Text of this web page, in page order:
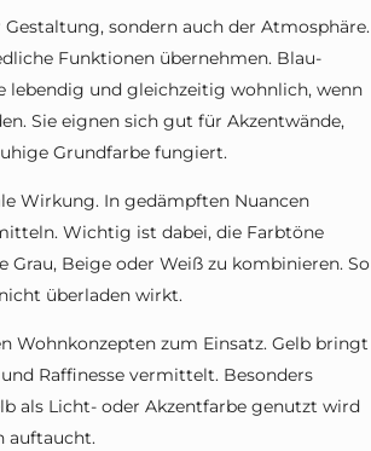
sondern auch der Atmosphäre.
Funktionen übernehmen. Blau-
lebendig und gleichzeitig wohnlich, wenn
Sie eignen sich gut für Akzentwände,
Grundfarbe fungiert.
Wirkung. In gedämpften Nuancen
Wichtig ist dabei, die Farbtöne
Beige oder Weiß zu kombinieren. So
überladen wirkt.
Wohnkonzepten zum Einsatz. Gelb bringt
Raffinesse vermittelt. Besonders
als Licht- oder Akzentfarbe genutzt wird
auftaucht.